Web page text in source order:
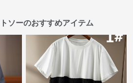
ソーのおすすめアイテム